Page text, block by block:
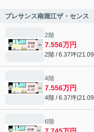
プレサンス南堀江ザ・セン
2階
7.556万円
2階 / 6.37坪
4階
7.556万円
4階 / 6.37坪
6階